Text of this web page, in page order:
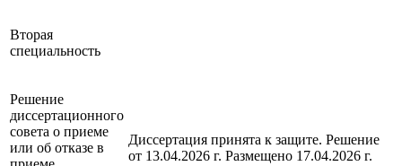
Вторая
специальность
Решение
диссертационного
совета о приеме
или об отказе в
Диссертация принята к защите. Решение
от 13.04.2026 г. Размещено 17.04.2026 г.